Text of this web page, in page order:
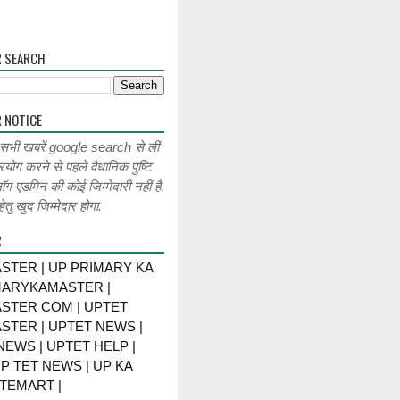
सभी खबरें google search से लीं
करने से पहले वैधानिक पुष्टि
की कोई जिम्मेदारी नहीं है.
खुद जिम्मेदार होगा.
| UP PRIMARY KA
|
COM | UPTET
| UPTET NEWS |
| UPTET HELP |
TET NEWS | UP KA
|